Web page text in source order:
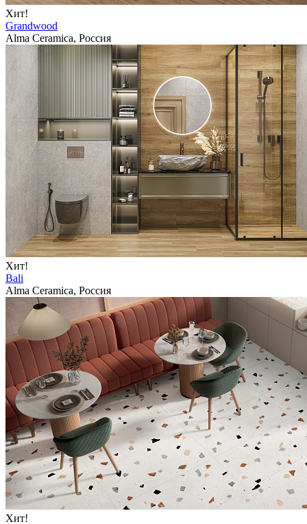
Хит!
Grandwood
Alma Ceramica, Россия
Хит!
Bali
Alma Ceramica, Россия
Хит!